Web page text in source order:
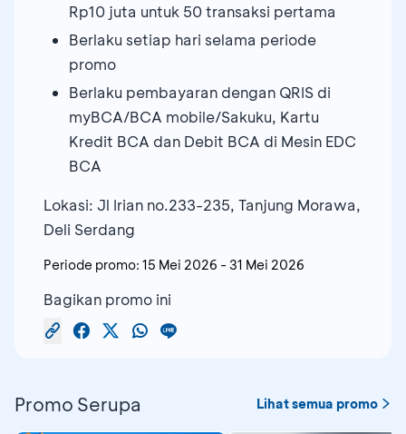
Rp10 juta untuk 50 transaksi pertama
Berlaku setiap hari selama periode
promo
Berlaku pembayaran dengan QRIS di
myBCA/BCA mobile/Sakuku, Kartu
Kredit BCA dan Debit BCA di Mesin EDC
BCA
Lokasi: Jl Irian no.233-235, Tanjung Morawa,
Deli Serdang
Periode promo: 15 Mei 2026 - 31 Mei 2026
Bagikan promo ini
Promo Serupa Lihat semua promo